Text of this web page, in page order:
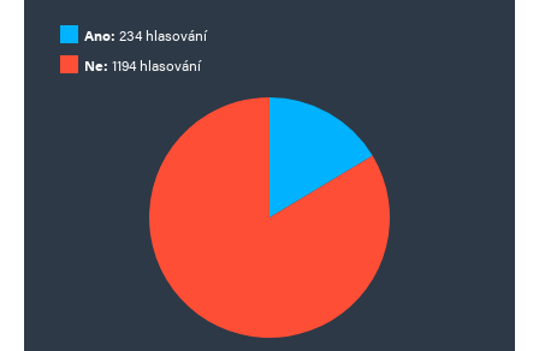
Ano: 234 hlasování
Ne: 1194 hlasování